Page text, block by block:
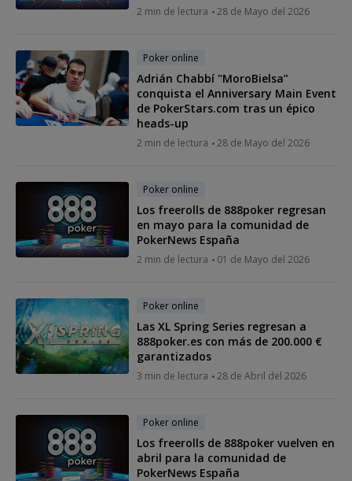
2 min de lectura 28 de Mayo del 2026
Poker online
Adrián Chabbí "MoroBielsa”
conquista el Anniversary Main Event
de PokerStars.com tras un épico
heads-up
2 min de lectura 28 de Mayo del 2026
Poker online
Los freerolls de 888poker regresan
en mayo para la comunidad de
PokerNews España
2 min de lectura 01 de Mayo del 2026
Poker online
Las XL Spring Series regresan a
888poker.es con más de 200.000 €
garantizados
3 min de lectura 28 de Abril del 2026
Poker online
Los freerolls de 888poker vuelven en
abril para la comunidad de
PokerNews España